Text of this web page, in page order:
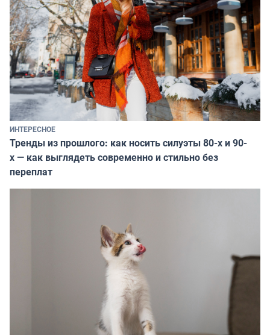
ИНТЕРЕСНОЕ
Тренды из прошлого: как носить силуэты 80-х и 90-
х — как выглядеть современно и стильно без
переплат